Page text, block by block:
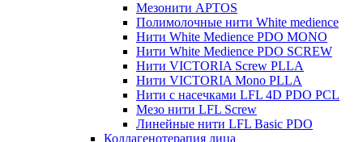
Мезонити APTOS
Полимолочные нити White medience
Нити White Medience PDO MONO
Нити White Medience PDO SCREW
Нити VICTORIA Screw PLLA
Нити VICTORIA Mono PLLA
Нити с насечками LFL 4D PDO PCL
Мезо нити LFL Screw
Линейные нити LFL Basic PDO
Коллагенотерапия лица